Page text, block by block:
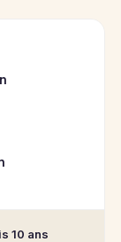
10 ans